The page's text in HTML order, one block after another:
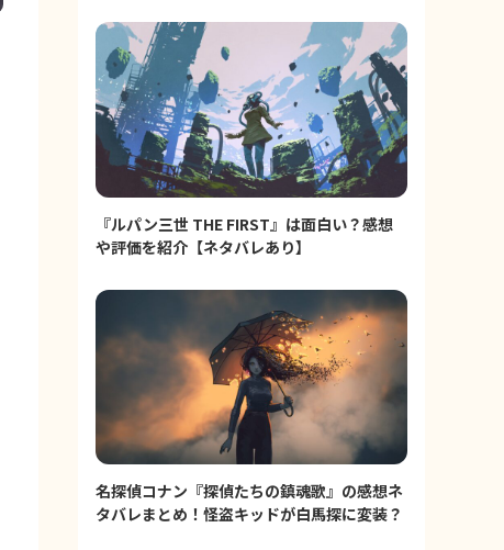
『ルパン三世 THE FIRST』は面白い？感想
や評価を紹介【ネタバレあり】
名探偵コナン『探偵たちの鎮魂歌』の感想ネ
タバレまとめ！怪盗キッドが白馬探に変装？